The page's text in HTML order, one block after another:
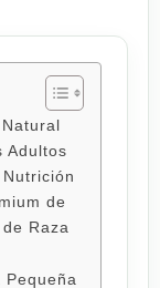
Adultos
de
Raza